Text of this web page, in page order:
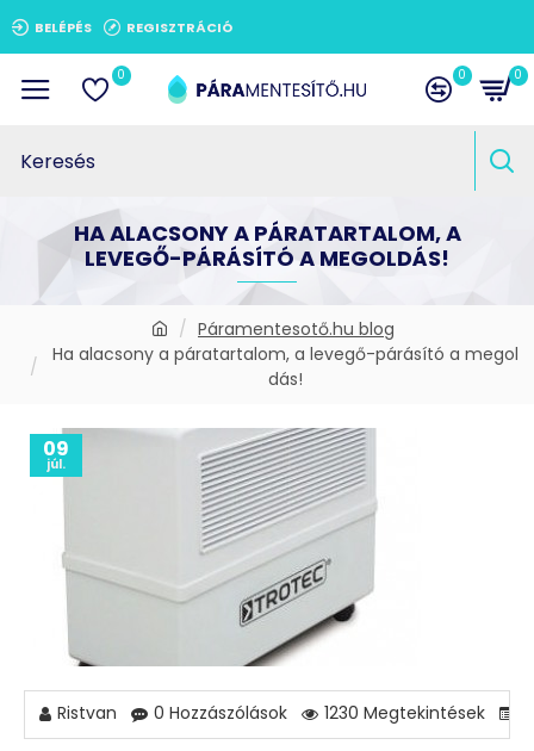
BELÉPÉS REGISZTRÁCIÓ
0 0 0
Páramentesotő.hu blog
Ha alacsony a páratartalom, a levegő-párásító a megol
dás!
HA ALACSONY A PÁRATARTALOM, A
LEVEGŐ-PÁRÁSÍTÓ A MEGOLDÁS!
09
júl.
Ristvan 0 Hozzászólások 1230 Megtekintések